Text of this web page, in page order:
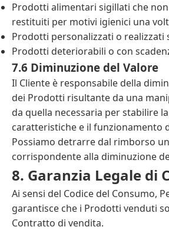
Prodotti alimentari sigillati che
restituiti per motivi igienici una
Prodotti personalizzati o realizzati
Prodotti deteriorabili o con
7.6 Diminuzione del Valore
Il Cliente è responsabile della
dei Prodotti risultante da una
da quella necessaria per stabilire
caratteristiche e il funzionamento
Possiamo detrarre dal rimborso
corrispondente alla diminuzione
8. Garanzia Legale di
Ai sensi del Codice del Consumo,
garantisce che i Prodotti venduti
Contratto di vendita.